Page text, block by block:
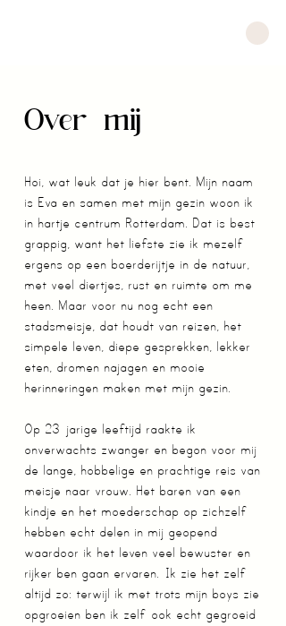
Over mij
Hoi, wat leuk dat je hier bent. Mijn naam
is Eva en samen met mijn gezin woon ik
in hartje centrum Rotterdam. Dat is best
grappig, want het liefste zie ik mezelf
ergens op een boerderijtje in de natuur,
met veel diertjes, rust en ruimte om me
heen. Maar voor nu nog echt een
stadsmeisje, dat houdt van reizen, het
simpele leven, diepe gesprekken, lekker
eten, dromen najagen en mooie
herinneringen maken met mijn gezin.
Op 23-jarige leeftijd raakte ik
onverwachts zwanger en begon voor mij
de lange, hobbelige en prachtige reis van
meisje naar vrouw. Het baren van een
kindje en het moederschap op zichzelf
hebben echt delen in mij geopend
waardoor ik het leven veel bewuster en
rijker ben gaan ervaren. Ik zie het zelf
altijd zo: terwijl ik met trots mijn boys zie
opgroeien ben ik zelf ook echt gegroeid